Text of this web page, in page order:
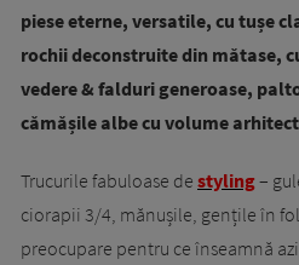
piese eterne, versatile, cu tușe
rochii deconstruite din mătase,
vedere & falduri generoase,
cămășile albe cu volume
Trucurile fabuloase de styling –
ciorapii 3/4, mănușile, gențile în
preocupare pentru ce înseamnă